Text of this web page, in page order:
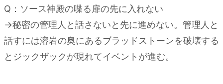
Q：ソース神殿の喋る扉の先に入れない
→秘密の管理人と話さないと先に進めない。管理人と
話すには溶岩の奥にあるブラッドストーンを破壊する
とジックザックが現れてイベントが進む。